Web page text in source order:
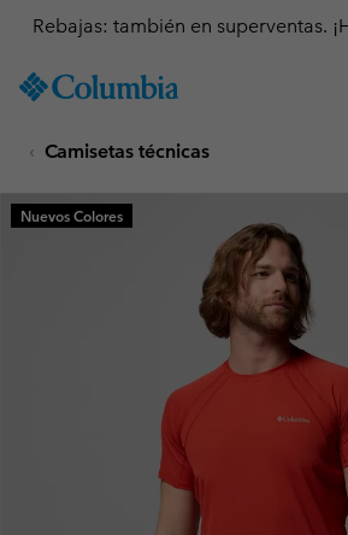
TO
SKIP
MAIN
NAV
Rebajas: también en superventas.
Camisetas técnicas
Nuevos Colores